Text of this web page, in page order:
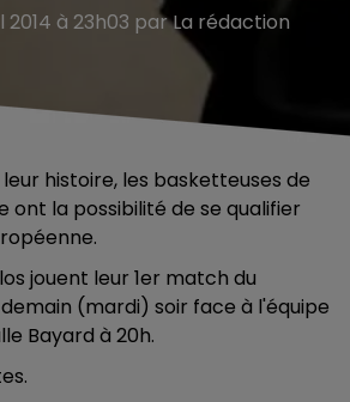
2014 à 23h03 par La rédaction
leur histoire, les basketteuses de
ont la possibilité de se qualifier
jouent leur 1er match du
(mardi) soir face à l'équipe
Bayard à 20h.